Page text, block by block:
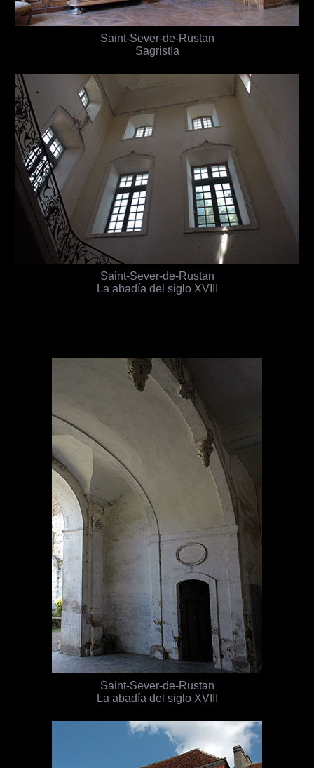
Saint-Sever-de-Rustan
Sagristía
Saint-Sever-de-Rustan
La abadía del siglo XVIII
Saint-Sever-de-Rustan
La abadía del siglo XVIII